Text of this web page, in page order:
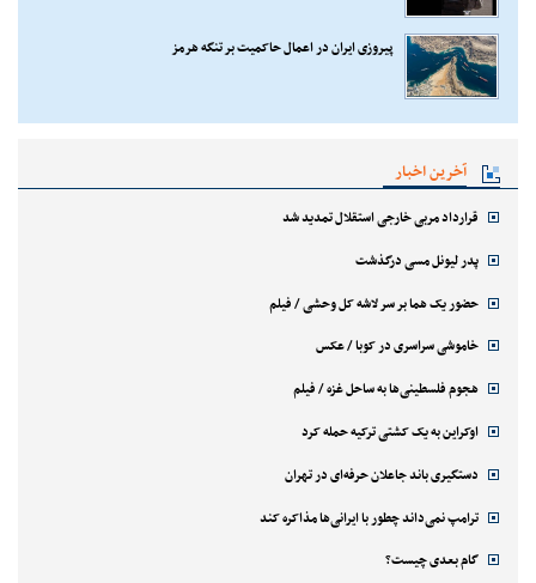
پیروزی ایران در اعمال حاکمیت بر تنگه هرمز
آخرین اخبار
قرارداد مربی خارجی استقلال تمدید شد
پدر لیونل مسی درگذشت
حضور یک هما بر سر لاشه‌ کل وحشی / فیلم
خاموشی سراسری در کوبا / عکس
هجوم فلسطینی‌ها به ساحل غزه / فیلم
اوکراین به یک کشتی ترکیه حمله کرد
دستگیری باند جاعلان حرفه‌ای در تهران
ترامپ نمی‌داند چطور با ایرانی‌ها مذاکره کند
گام بعدی چیست؟